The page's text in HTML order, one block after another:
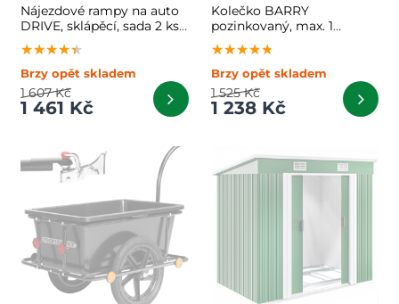
Nájezdové rampy na auto
DRIVE, sklápěcí, sada 2 ks,
max. 400 kg, 160cm, 2ks,
stříbrná
★★★★★
★★★★★
★★★★★
Brzy opět skladem
1 461 Kč
1 607 Kč
Kolečko BARRY
pozinkovaný, max. 1
kapacita 100l/250kg,
stříbrná/černá
★★★★★
★★★★★
★★★★★
Brzy opět skladem
1 238 Kč
1 525 Kč